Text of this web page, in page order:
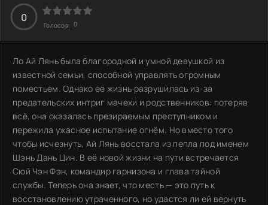
0
Голосов: 0
Ло Ай Лянь была благородной и умной девушкой из
известной семьи, способной управлять огромным
поместьем. Однако её жизнь разрушилась из-за
предательских интриг мачехи и родственников: потеряв
всё, она оказалась презираемым преступником и
пережила ужасное испытание огнём. Но вместо того
чтобы исчезнуть, Ай Лянь восстала из пепла под именем
Шэнь Дань Цин. В её новой жизни на пути встречается
Сюй Чэн Фэн, командир гарнизона и глава тайной
службы. Теперь она знает, что месть — это путь к
восстановлению утраченного, но удастся ли ей вернуть